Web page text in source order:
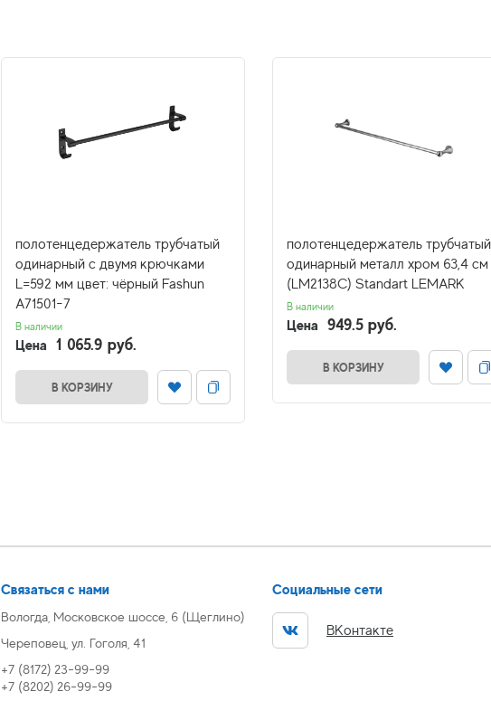
полотенцедержатель трубчатый
одинарный с двумя крючками
L=592 мм цвет: чёрный Fashun
A71501-7
В наличии
Цена 1 065.9 руб.
В КОРЗИНУ
полотенцедержатель трубчатый
одинарный металл хром 63,4 см
(LM2138C) Standart LEMARK
В наличии
Цена 949.5 руб.
В КОРЗИНУ
Связаться с нами
Вологда, Московское шоссе, 6 (Щеглино)
Череповец, ул. Гоголя, 41
+7 (8172) 23-99-99
+7 (8202) 26-99-99
Социальные сети
ВКонтакте